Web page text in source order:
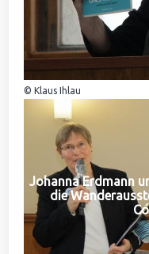
© Klaus Ihlau
Johanna Erdmann
die